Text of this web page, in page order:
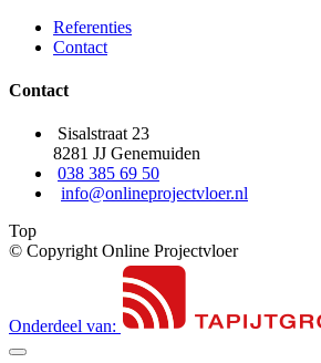
Referenties
Contact
Contact
Sisalstraat 23
8281 JJ Genemuiden
038 385 69 50
info@onlineprojectvloer.nl
Top
© Copyright Online Projectvloer
Onderdeel van: